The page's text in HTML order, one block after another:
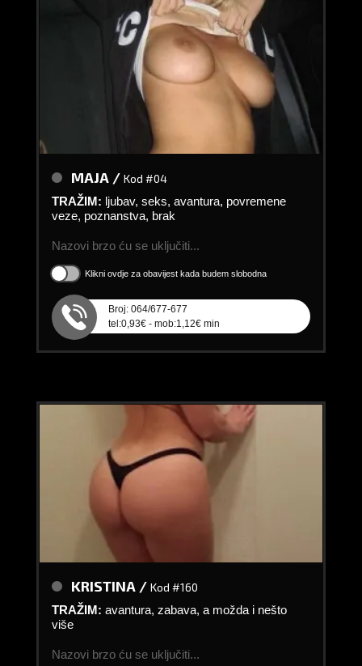
MAJA / Kod #04
TRAŽIM: ljubav, seks, avantura, povremene
veze, poznanstva, brak
Nazovi brzo ću se uključiti...
Klikni ovdje za obavijest kada budem slobodna
Broj: 064/677-677
tel:0,93€ - mob:1,12€ min
KRISTINA / Kod #160
TRAŽIM: avantura, zabava, a možda i nešto
više
Nazovi brzo ću se uključiti...